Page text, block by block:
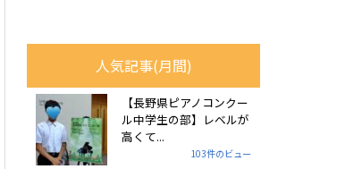
人気記事(月間)
【長野県ピアノコンクー
ル中学生の部】レベルが
高くて...
103件のビュー